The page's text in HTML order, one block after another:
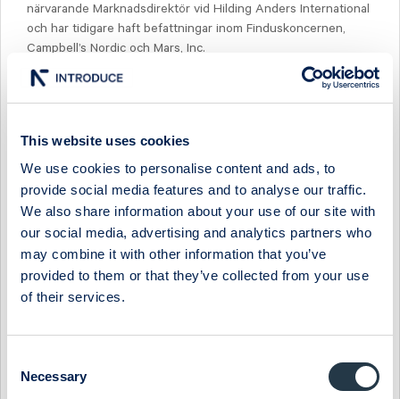
This website uses cookies
We use cookies to personalise content and ads, to
provide social media features and to analyse our traffic.
We also share information about your use of our site with
our social media, advertising and analytics partners who
may combine it with other information that you’ve
provided to them or that they’ve collected from your use
of their services.
Selection
Necessary
närvarande Marknadsdirektör vid Hilding Anders International
och har tidigare haft befattningar inom Finduskoncernen,
Campbell’s Nordic och Mars, Inc.
Valberedningens förslag innebär således att även Tina
Andersson föreslås till styrelseledamot jämfört med tidigare
För mer information vänligen kontakta:
VD och koncernchef Peter Åsberg +46-730-26 16 32
Informationen i detta pressmeddelande är sådan som
Midsona AB skall offentligöra enligt lagen om
värdepappersmarknaden och/eller lagen om handel med
finansiella instrument Informationen lämnades för
nordiska marknaden med flera egna välkända varumärken
inom områdena kost och hälsa, naturläkemedel, förkylning